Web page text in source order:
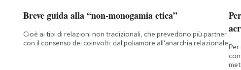
Breve guida alla “non-monogamia etica”
Cioè ai tipi di relazioni non tradizionali, che prevedono più partner
con il consenso dei coinvolti: dal poliamore all'anarchia relazionale